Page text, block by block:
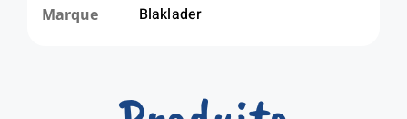
Marque Blaklader